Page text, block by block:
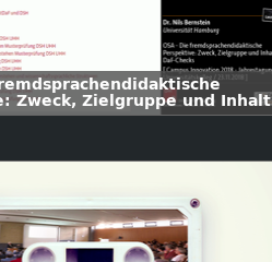
Zweck, Zielgruppe und Inhalt